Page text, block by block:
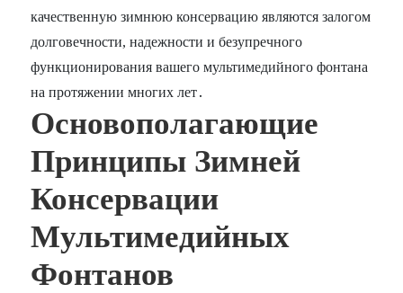
качественную зимнюю консервацию являются залогом
долговечности, надежности и безупречного
функционирования вашего мультимедийного фонтана
на протяжении многих лет․
Основополагающие
Принципы Зимней
Консервации
Мультимедийных
Фонтанов